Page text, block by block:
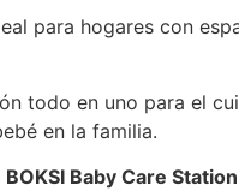
para hogares con
todo en uno para el
en la familia.
BOKSI Baby Care Station